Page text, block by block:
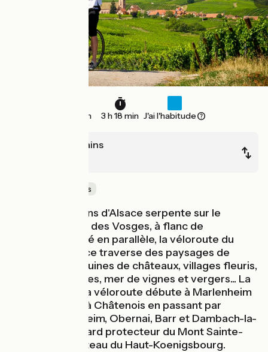
49 km 3 h 18 min J'ai l'habitude
Soultz-les-Bains
Au cœur des vignes
La Route des Vins d'Alsace serpente sur le
versant oriental des Vosges, à flanc de
montagne. Tracé en parallèle, la véloroute du
vignoble d'Alsace traverse des paysages de
carte postale : ruines de châteaux, villages fleuris,
abbayes romanes, mer de vignes et vergers... La
partie nord de la véloroute débute à Marlenheim
pour s'achever à Châtenois en passant par
Molsheim, Rosheim, Obernai, Barr et Dambach-la-
ville sous le regard protecteur du Mont Sainte-
Odile et du château du Haut-Koenigsbourg.